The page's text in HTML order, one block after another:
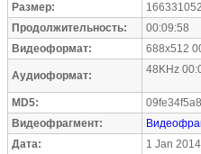
Размер:
166331052
Продолжительность:
00:09:58
Видеоформат:
688x512
Аудиоформат: 48KHz
MD5:
Видеофрагмент:
Дата:
1 Jan 2014